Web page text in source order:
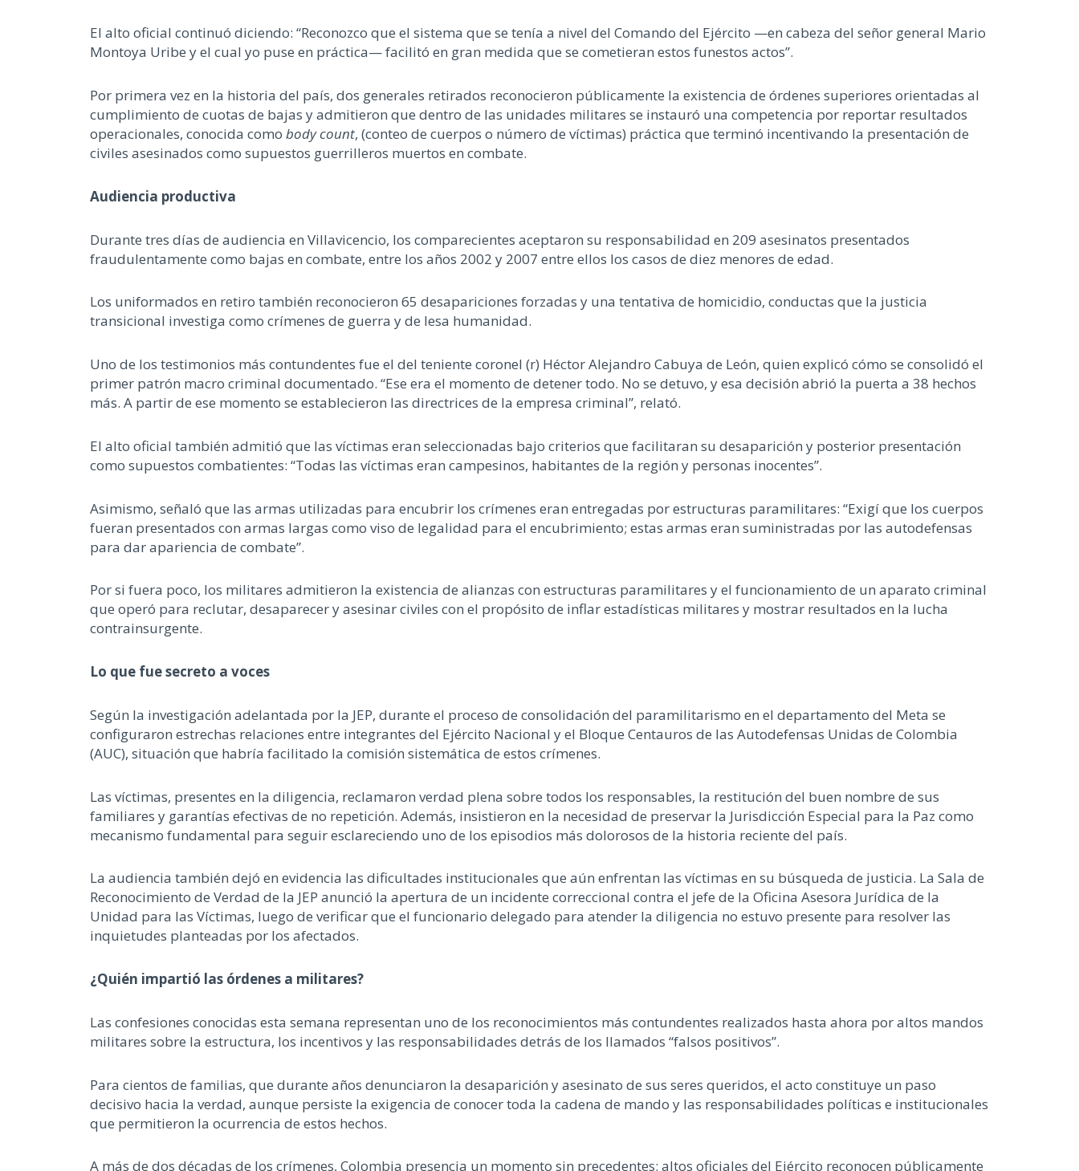
El alto oficial continuó diciendo: “Reconozco que el sistema que se tenía a nivel del Comando del Ejército —en cabeza del señor general Mario
Montoya Uribe y el cual yo puse en práctica— facilitó en gran medida que se cometieran estos funestos actos”.
Por primera vez en la historia del país, dos generales retirados reconocieron públicamente la existencia de órdenes superiores orientadas al
cumplimiento de cuotas de bajas y admitieron que dentro de las unidades militares se instauró una competencia por reportar resultados
operacionales, conocida como body count, (conteo de cuerpos o número de víctimas) práctica que terminó incentivando la presentación de
civiles asesinados como supuestos guerrilleros muertos en combate.
Audiencia productiva
Durante tres días de audiencia en Villavicencio, los comparecientes aceptaron su responsabilidad en 209 asesinatos presentados
fraudulentamente como bajas en combate, entre los años 2002 y 2007 entre ellos los casos de diez menores de edad.
Los uniformados en retiro también reconocieron 65 desapariciones forzadas y una tentativa de homicidio, conductas que la justicia
transicional investiga como crímenes de guerra y de lesa humanidad.
Uno de los testimonios más contundentes fue el del teniente coronel (r) Héctor Alejandro Cabuya de León, quien explicó cómo se consolidó el
primer patrón macro criminal documentado. “Ese era el momento de detener todo. No se detuvo, y esa decisión abrió la puerta a 38 hechos
más. A partir de ese momento se establecieron las directrices de la empresa criminal”, relató.
El alto oficial también admitió que las víctimas eran seleccionadas bajo criterios que facilitaran su desaparición y posterior presentación
como supuestos combatientes: “Todas las víctimas eran campesinos, habitantes de la región y personas inocentes”.
Asimismo, señaló que las armas utilizadas para encubrir los crímenes eran entregadas por estructuras paramilitares: “Exigí que los cuerpos
fueran presentados con armas largas como viso de legalidad para el encubrimiento; estas armas eran suministradas por las autodefensas
para dar apariencia de combate”.
Por si fuera poco, los militares admitieron la existencia de alianzas con estructuras paramilitares y el funcionamiento de un aparato criminal
que operó para reclutar, desaparecer y asesinar civiles con el propósito de inflar estadísticas militares y mostrar resultados en la lucha
contrainsurgente.
Lo que fue secreto a voces
Según la investigación adelantada por la JEP, durante el proceso de consolidación del paramilitarismo en el departamento del Meta se
configuraron estrechas relaciones entre integrantes del Ejército Nacional y el Bloque Centauros de las Autodefensas Unidas de Colombia
(AUC), situación que habría facilitado la comisión sistemática de estos crímenes.
Las víctimas, presentes en la diligencia, reclamaron verdad plena sobre todos los responsables, la restitución del buen nombre de sus
familiares y garantías efectivas de no repetición. Además, insistieron en la necesidad de preservar la Jurisdicción Especial para la Paz como
mecanismo fundamental para seguir esclareciendo uno de los episodios más dolorosos de la historia reciente del país.
La audiencia también dejó en evidencia las dificultades institucionales que aún enfrentan las víctimas en su búsqueda de justicia. La Sala de
Reconocimiento de Verdad de la JEP anunció la apertura de un incidente correccional contra el jefe de la Oficina Asesora Jurídica de la
Unidad para las Víctimas, luego de verificar que el funcionario delegado para atender la diligencia no estuvo presente para resolver las
inquietudes planteadas por los afectados.
¿Quién impartió las órdenes a militares?
Las confesiones conocidas esta semana representan uno de los reconocimientos más contundentes realizados hasta ahora por altos mandos
militares sobre la estructura, los incentivos y las responsabilidades detrás de los llamados “falsos positivos”.
Para cientos de familias, que durante años denunciaron la desaparición y asesinato de sus seres queridos, el acto constituye un paso
decisivo hacia la verdad, aunque persiste la exigencia de conocer toda la cadena de mando y las responsabilidades políticas e institucionales
que permitieron la ocurrencia de estos hechos.
A más de dos décadas de los crímenes, Colombia presencia un momento sin precedentes: altos oficiales del Ejército reconocen públicamente